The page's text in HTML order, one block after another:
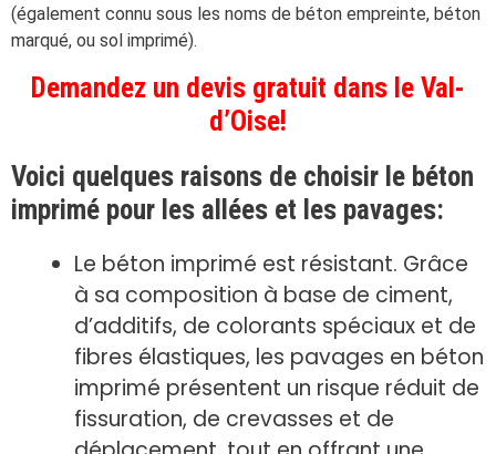
(également connu sous les noms de béton empreinte, béton
marqué, ou sol imprimé).
Demandez un devis gratuit dans le Val-
d’Oise!
Voici quelques raisons de choisir le béton
imprimé pour les allées et les pavages:
Le béton imprimé est résistant. Grâce
à sa composition à base de ciment,
d’additifs, de colorants spéciaux et de
fibres élastiques, les pavages en béton
imprimé présentent un risque réduit de
fissuration, de crevasses et de